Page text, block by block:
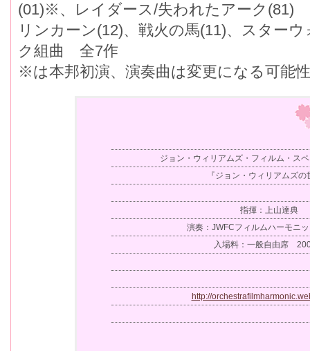
(01)※、レイダース/失われたアーク(81)
リンカーン(12)、戦火の馬(11)、スター
ク組曲 全7作
※は本邦初演、演奏曲は変更になる可能
ジョン・ウィリアムズ・フィルム・ス
『ジョン・ウィリアムズの
指揮：上山達典
演奏：JWFCフィルムハーモニ
入場料：一般自由席
http://